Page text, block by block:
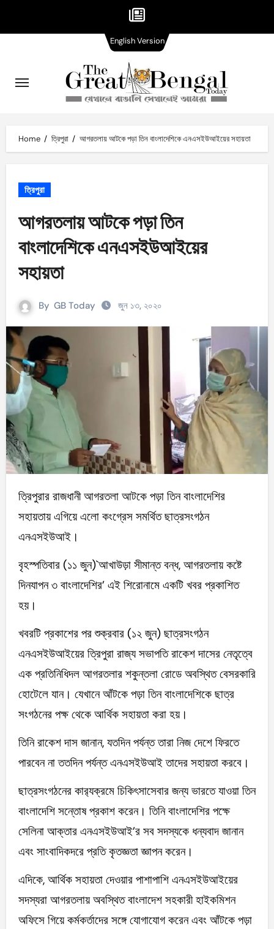
content
Home ত্রিপুরা আগরতলায় আটকে পড়া তিন বাংলাদেশিকে এনএসইউআইয়ের সহায়তা
ত্রিপুরা
আগরতলায় আটকে পড়া তিন
বাংলাদেশিকে এনএসইউআইয়ের
সহায়তা
By GB Today জুন ১৩, ২০২০
ত্রিপুরার রাজধানী আগরতলা আটকে পড়া তিন বাংলাদেশির
সহায়তায় এগিয়ে এলো কংগ্রেস সমর্থিত ছাত্রসংগঠন
এনএসইউআই।
বৃহস্পতিবার (১১ জুন)`আখাউড়া সীমান্ত বন্ধ, আগরতলায় কষ্টে
দিনযাপন ৩ বাংলাদেশির’ এই শিরোনামে একটি খবর প্রকাশিত
হয়।
খবরটি প্রকাশের পর শুক্রবার (১২ জুন) ছাত্রসংগঠন
এনএসইউআইয়ের ত্রিপুরা রাজ্য সভাপতি রাকেশ দাসের নেতৃত্বে
এক প্রতিনিধিদল আগরতলার শকুন্তলা রোডে অবস্থিত বেসরকারি
হোটেলে যান। যেখানে আঁটকে পড়া তিন বাংলাদেশিকে ছাত্র
সংগঠনের পক্ষ থেকে আর্থিক সহায়তা করা হয়।
তিনি রাকেশ দাস জানান, যতদিন পর্যন্ত তারা নিজ দেশে ফিরতে
পারবেন না ততদিন পর্যন্ত এনএসইউআই তাদের সহায়তা করবে।
ছাত্রসংগঠনের কার‌্যক্রমে চিকিৎসাসেবার জন্য ভারতে যাওয়া তিন
বাংলাদেশি সন্তোষ প্রকাশ করেন। তিনি বাংলাদেশির পক্ষে
সেলিনা আক্তার এনএসইউআই’র সব সদস্যকে ধন্যবাদ জানান
এবং সাংবাদিকদরে প্রতি কৃতজ্ঞতা জ্ঞাপন করেন।
এদিকে, আর্থিক সহায়তা দেওয়ার পাশাপাশি এনএসইউআইয়ের
সদস্যরা আগরতলায় অবস্থিত বাংলাদেশ সহকারী হাইকমিশন
অফিসে গিয়ে কর্মকর্তাদের সঙ্গে যোগাযোগ করেন এবং আঁটকে পড়া
English VersionVersion